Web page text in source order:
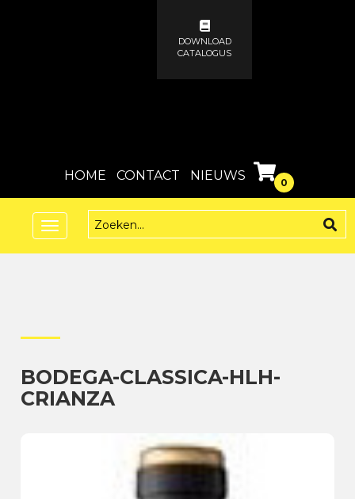
DOWNLOAD
CATALOGUS
HOME CONTACT NIEUWS 0
Toggle
BODEGA-CLASSICA-HLH-
CRIANZA